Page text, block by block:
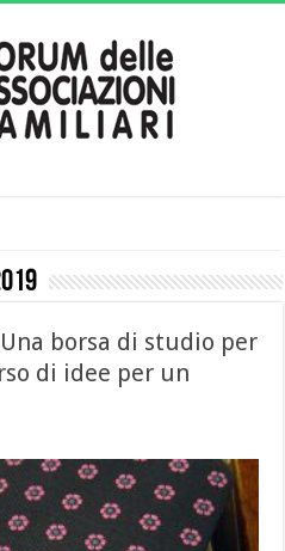
Una borsa di studio per
di idee per un